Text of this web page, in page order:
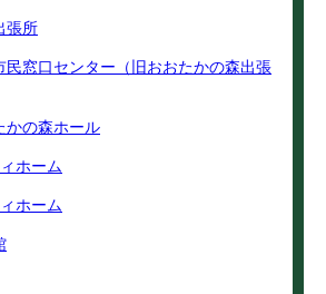
張所
民窓口センター（旧おおたかの森出張
かの森ホール
ホーム
ホーム